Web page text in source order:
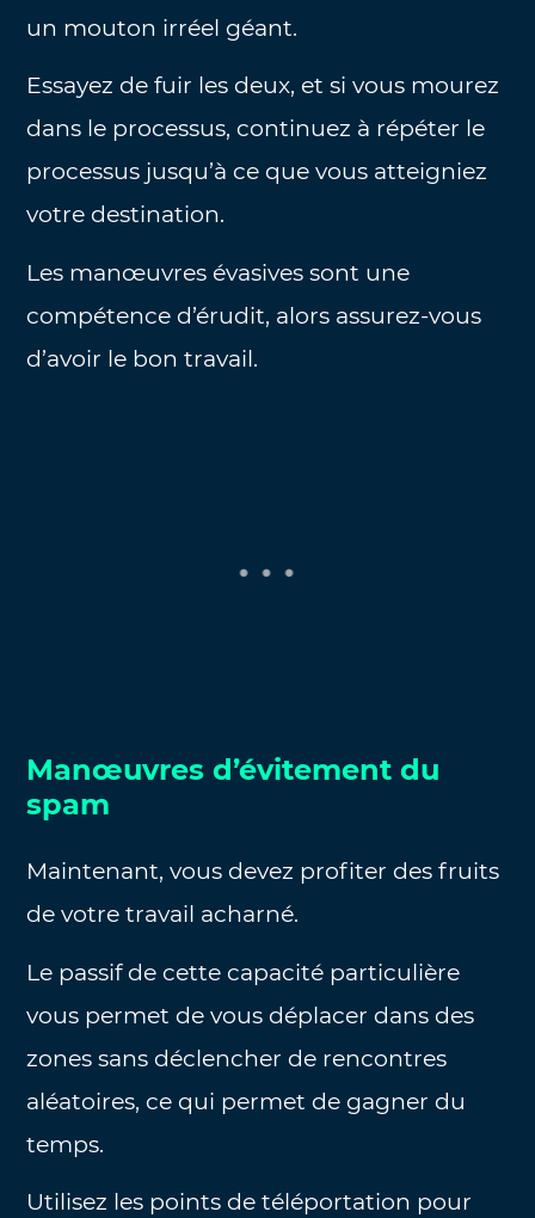
un mouton irréel géant.
Essayez de fuir les deux, et si vous mourez
dans le processus, continuez à répéter le
processus jusqu’à ce que vous atteigniez
votre destination.
Les manœuvres évasives sont une
compétence d’érudit, alors assurez-vous
d’avoir le bon travail.
Manœuvres d’évitement du
spam
Maintenant, vous devez profiter des fruits
de votre travail acharné.
Le passif de cette capacité particulière
vous permet de vous déplacer dans des
zones sans déclencher de rencontres
aléatoires, ce qui permet de gagner du
temps.
Utilisez les points de téléportation pour